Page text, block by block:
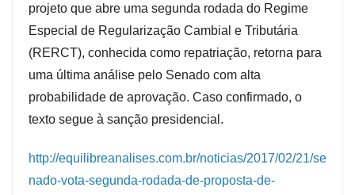
projeto que abre uma segunda rodada do Regime
Especial de Regularização Cambial e Tributária
(RERCT), conhecida como repatriação, retorna para
uma última análise pelo Senado com alta
probabilidade de aprovação. Caso confirmado, o
texto segue à sanção presidencial.
http://equilibreanalises.com.br/noticias/2017/02/21/se
nado-vota-segunda-rodada-de-proposta-de-